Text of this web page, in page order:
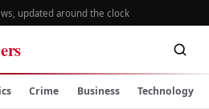
updated around the clock
Crime Business Technology